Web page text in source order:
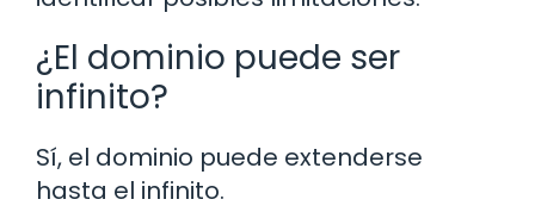
¿El dominio puede ser
infinito?
Sí, el dominio puede extenderse
hasta el infinito.